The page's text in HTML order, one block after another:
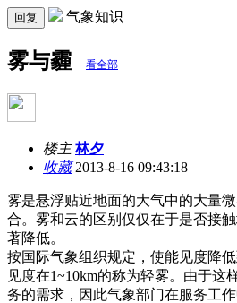
回复 气象知识
雾与霾 看全部
楼主 林夕
收藏2013-8-16 09:43:18
雾是悬浮贴近地面的大气中的大量
合。雾和云的区别仅仅在于是否接
著降低。
按国际气象组织规定，使能见度降
见度在1~10km的称为轻雾。由于这
务的需求，因此气象部门在服务工